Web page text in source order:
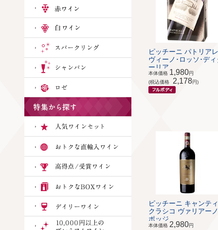
ピッチーニ パトリアレ
ヴィーノ･ロッソ･ディ
ーリア ...
本体価格 1,980円
(税込価格
2,178円)
ピッチーニ キャンテ
クラシコ ヴァリアー
ポッジ...
本体価格 2,980円